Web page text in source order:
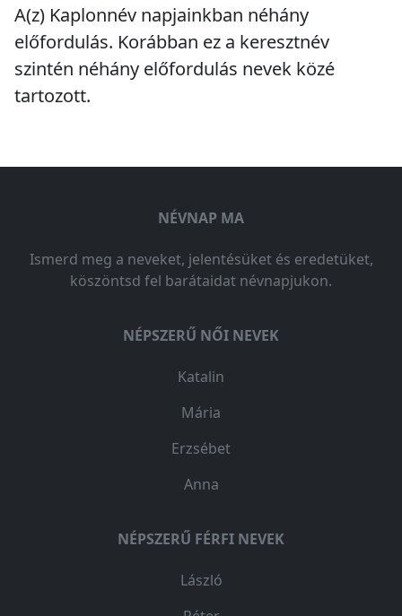
A(z) Kaplonnév napjainkban néhány
előfordulás. Korábban ez a keresztnév
szintén néhány előfordulás nevek közé
tartozott.
NÉVNAP MA
Ismerd meg a neveket, jelentésüket és eredetüket,
köszöntsd fel barátaidat névnapjukon.
NÉPSZERŰ NŐI NEVEK
Katalin
Mária
Erzsébet
Anna
NÉPSZERŰ FÉRFI NEVEK
László